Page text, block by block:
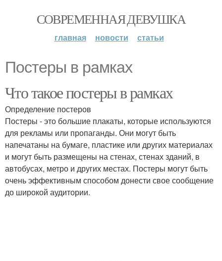
СОВРЕМЕННАЯ ДЕВУШКА
главная новости статьи
Постеры в рамках
Что такое постеры в рамках
Определение постеров
Постеры - это большие плакаты, которые используются
для рекламы или пропаганды. Они могут быть
напечатаны на бумаге, пластике или других материалах
и могут быть размещены на стенах, стенах зданий, в
автобусах, метро и других местах. Постеры могут быть
очень эффективным способом донести свое сообщение
до широкой аудитории.